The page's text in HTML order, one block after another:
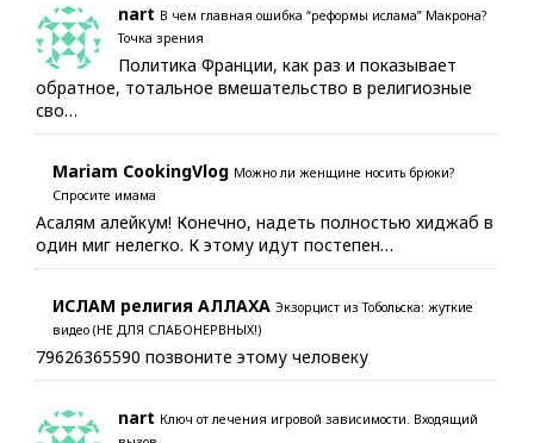
nart В чем главная ошибка “реформы ислама” Макрона?
Точка зрения
Политика Франции, как раз и показывает
обратное, тотальное вмешательство в религиозные
сво…
Mariam CookingVlog Можно ли женщине носить брюки?
Спросите имама
Асалям алейкум! Конечно, надеть полностью хиджаб в
один миг нелегко. К этому идут постепен…
ИСЛАМ религия АЛЛАХА Экзорцист из Тобольска: жуткие
видео (НЕ ДЛЯ СЛАБОНЕРВНЫХ!)
79626365590 позвоните этому человеку
nart Ключ от лечения игровой зависимости. Входящий